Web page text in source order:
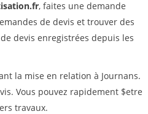
, faites une demande
de devis et trouver des
devis enregistrées depuis les
la mise en relation à Journans.
Vous pouvez rapidement $etre
travaux.